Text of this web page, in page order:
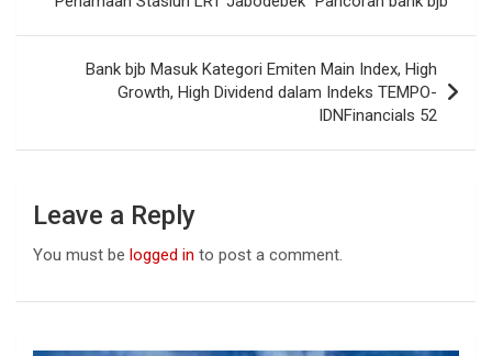
o
k
p
p
Bank bjb Masuk Kategori Emiten Main Index, High
Growth, High Dividend dalam Indeks TEMPO-
IDNFinancials 52
Leave a Reply
You must be logged in to post a comment.